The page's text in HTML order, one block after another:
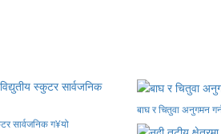
सार्वजनिक ग¥यो
बाघ र चितुवा अनुगमन